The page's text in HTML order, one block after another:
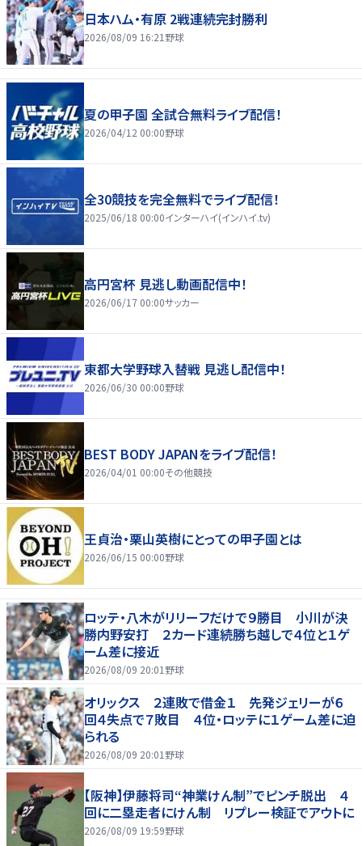
日本ハム・有原 2戦連続完封勝利
2026/08/09 16:21 野球
夏の甲子園 全試合無料ライブ配信！
2026/04/12 00:00野球
全30競技を完全無料でライブ配信！
2025/06/18 00:00インターハイ(インハイ.tv)
高円宮杯 見逃し動画配信中！
2026/06/17 00:00サッカー
東都大学野球入替戦 見逃し配信中！
2026/06/30 00:00野球
BEST BODY JAPANをライブ配信！
2026/04/01 00:00その他競技
王貞治・栗山英樹にとっての甲子園とは
2026/06/15 00:00野球
ロッテ・八木がリリーフだけで９勝目 小川が決
勝内野安打 ２カード連続勝ち越しで４位と１ゲ
ーム差に接近
2026/08/09 20:01 野球
オリックス ２連敗で借金１ 先発ジェリーが６
回４失点で７敗目 ４位・ロッテに１ゲーム差に迫
られる
2026/08/09 20:01 野球
【阪神】伊藤将司“神業けん制”でピンチ脱出 ４
回に二塁走者にけん制 リプレー検証でアウトに
2026/08/09 19:59野球